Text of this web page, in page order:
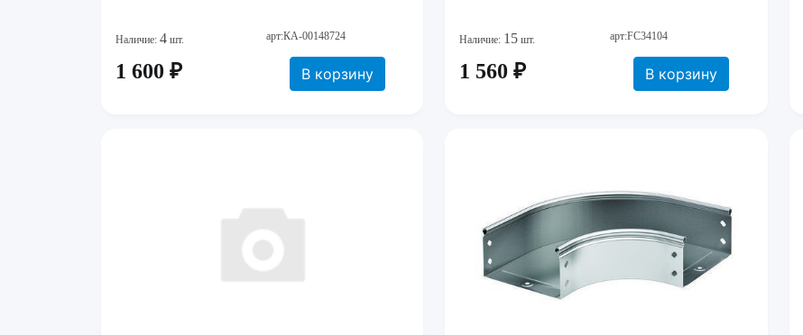
Наличие: 4 шт. арт:КА-00148724
1 600 ₽ В корзину
Наличие: 15 шт. арт:FC34104
1 560 ₽ В корзину